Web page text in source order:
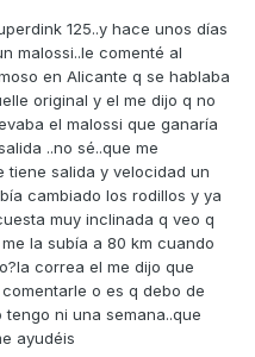
125..y hace unos días
malossi..le comenté al
en Alicante q se hablaba
original y el me dijo q no
el malossi que ganaría
..no sé..que me
tiene salida y velocidad un
cambiado los rodillos y ya
muy inclinada q veo q
la subía a 80 km cuando
correa el me dijo que
o es q debo de
ni una semana..que
ayudéis